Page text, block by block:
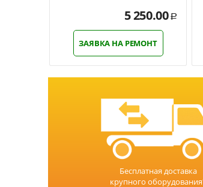
5 250.00 Р
ЗАЯВКА НА РЕМОНТ
Бесплатная доставка
крупного